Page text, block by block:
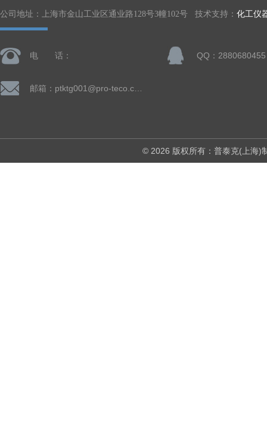
公司地址：上海市金山工业区通业路128号3幢102号 技术支持： 化工仪
电 话： QQ：2880680455
© 2026 版权所有：普泰克(上海